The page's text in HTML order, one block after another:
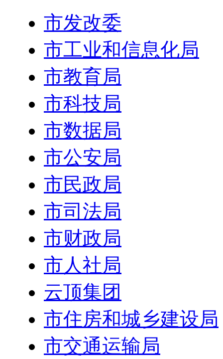
市发改委
市工业和信息化局
市教育局
市科技局
市数据局
市公安局
市民政局
市司法局
市财政局
市人社局
云顶集团
市住房和城乡建设局
市交通运输局